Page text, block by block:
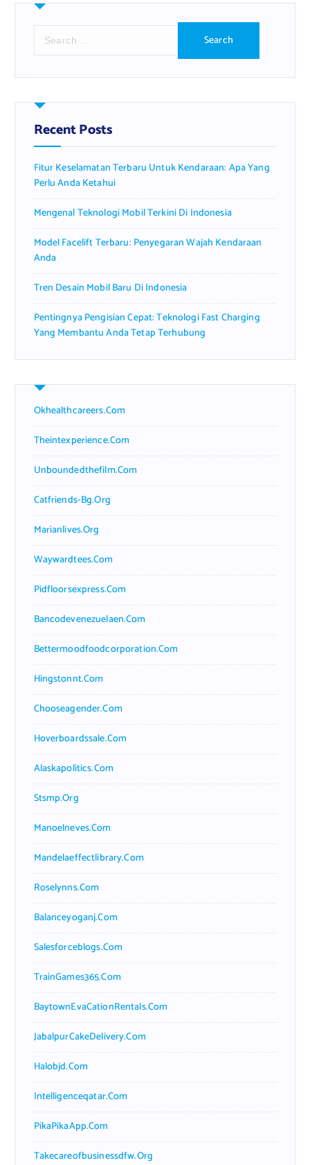
r
h
f
o
:
Recent Posts
Fitur Keselamatan Terbaru Untuk Kendaraan: Apa Yang
Perlu Anda Ketahui
Mengenal Teknologi Mobil Terkini Di Indonesia
Model Facelift Terbaru: Penyegaran Wajah Kendaraan
Anda
Tren Desain Mobil Baru Di Indonesia
Pentingnya Pengisian Cepat: Teknologi Fast Charging
Yang Membantu Anda Tetap Terhubung
Okhealthcareers.com
Theintexperience.com
Unboundedthefilm.com
Catfriends-Bg.org
Marianlives.org
Waywardtees.com
Pidfloorsexpress.com
Bancodevenezuelaen.com
Bettermoodfoodcorporation.com
Hingstonnt.com
Chooseagender.com
Hoverboardssale.com
Alaskapolitics.com
Stsmp.org
Manoelneves.com
Mandelaeffectlibrary.com
Roselynns.com
Balanceyoganj.com
Salesforceblogs.com
TrainGames365.com
BaytownEvaCationRentals.com
JabalpurCakeDelivery.com
Halobjd.com
Intelligenceqatar.com
PikaPikaApp.com
Takecareofbusinessdfw.org